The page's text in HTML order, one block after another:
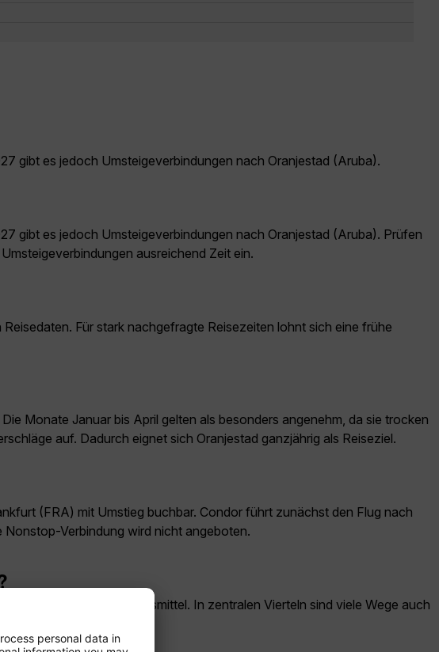
gibt es jedoch Umsteigeverbindungen nach Oranjestad (Aruba).
gibt es jedoch Umsteigeverbindungen nach Oranjestad (Aruba). Prüfen
ausreichend Zeit ein.
Für stark nachgefragte Reisezeiten lohnt sich eine frühe
Monate Januar bis April gelten als besonders angenehm, da sie trocken
auf. Dadurch eignet sich Oranjestad ganzjährig als Reiseziel.
(FRA) mit Umstieg buchbar. Condor führt zunächst den Flug nach
Verbindung wird nicht angeboten.
und öffentliche Verkehrsmittel. In zentralen Vierteln sind viele Wege auch